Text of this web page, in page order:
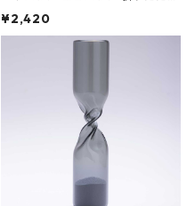
大きめ 撥水加工 収納ポーチ CRO
CODILE/Black クロコダイル/ブラ
¥2,420